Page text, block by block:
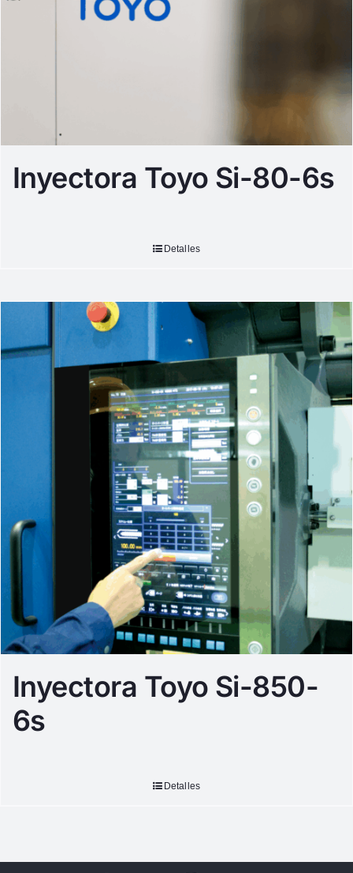
Inyectora Toyo Si-80-6s
Detalles
Inyectora Toyo Si-850-
6s
Detalles